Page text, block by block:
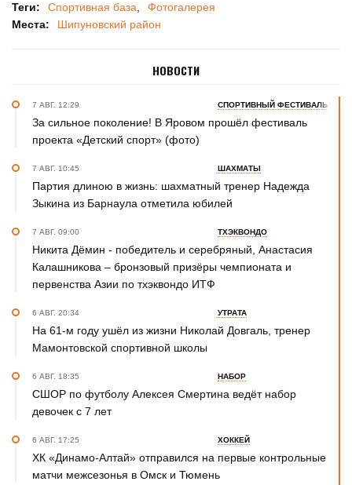
Теги: Спортивная база
Фотогалерея
Места:
Шипуновский район
НОВОСТИ
7 АВГ. 12:29 СПОРТИВНЫЙ ФЕСТИВАЛЬ
За сильное поколение! В Яровом прошёл фестиваль
проекта «Детский спорт» (фото)
7 АВГ. 10:45 ШАХМАТЫ
Партия длиною в жизнь: шахматный тренер Надежда
Зыкина из Барнаула отметила юбилей
7 АВГ. 09:00 ТХЭКВОНДО
Никита Дёмин - победитель и серебряный, Анастасия
Калашникова – бронзовый призёры чемпионата и
первенства Азии по тхэквондо ИТФ
6 АВГ. 20:34 УТРАТА
На 61-м году ушёл из жизни Николай Довгаль, тренер
Мамонтовской спортивной школы
6 АВГ. 18:35 НАБОР
СШОР по футболу Алексея Смертина ведёт набор
девочек с 7 лет
6 АВГ. 17:25 ХОККЕЙ
ХК «Динамо-Алтай» отправился на первые контрольные
матчи межсезонья в Омск и Тюмень